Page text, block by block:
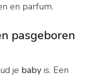
en parfum.
pasgeboren
je baby is. Een